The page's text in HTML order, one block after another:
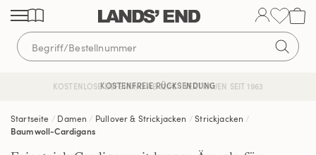
Direkt
zum
Inhalt
Direkt
zur
Navigation
Direkt
zur
Suche
KOSTENLOSE LIEFERUNG AB 120€ | VERTRAUEN SEIT 1963
KOSTENFREIE RÜCKSENDUNG
Startseite Damen Pullover & Strickjacken
Strickjacken
Baumwoll-Cardigans